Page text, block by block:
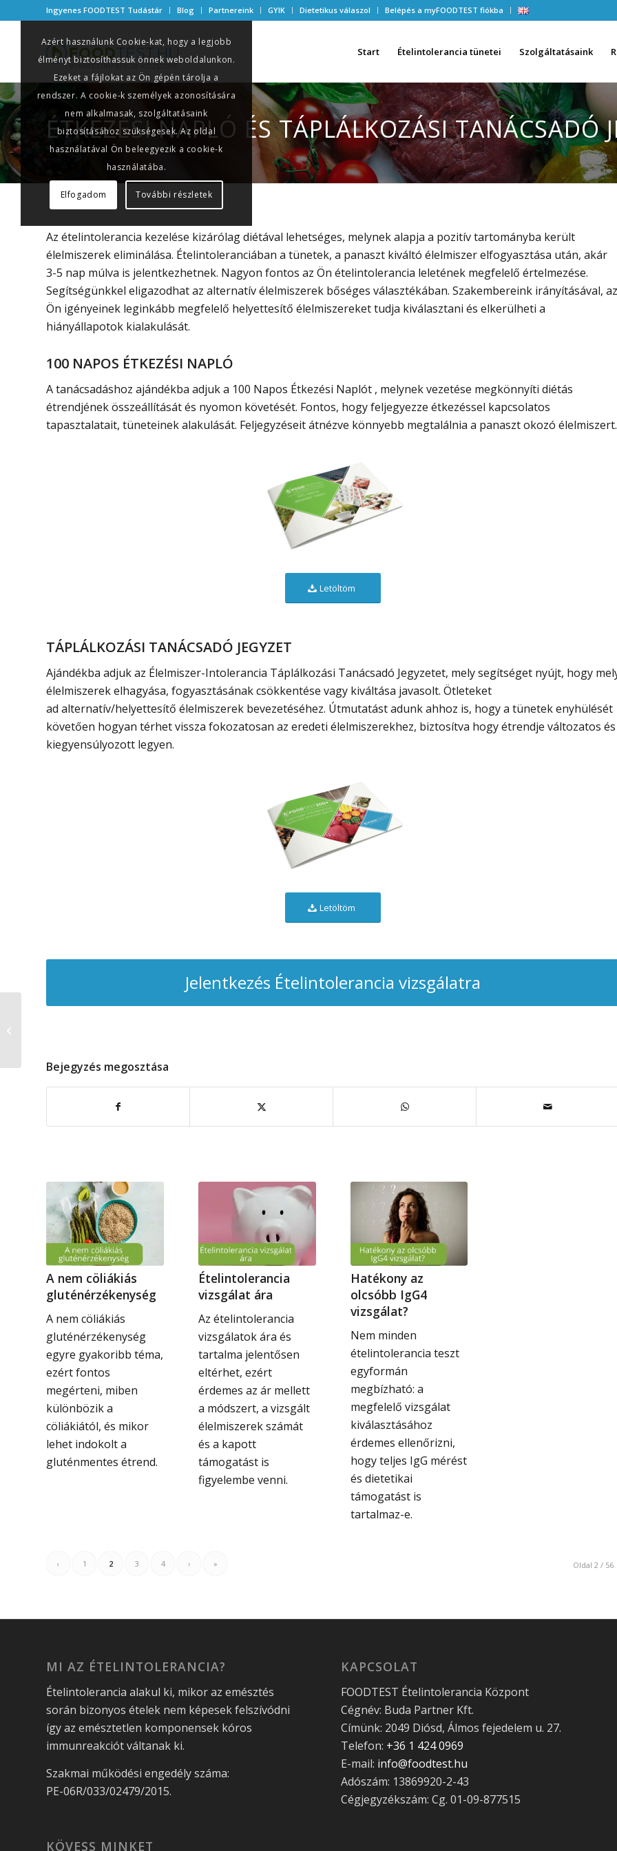
Ingyenes FOODTEST Tudástár Blog Partnereink GYIK Dietetikus válaszol Belépés a myFOODTEST fiókba
Start Ételintolerancia tünetei Szolgáltatásaink
ÉTKEZÉSI NAPLÓ ÉS TÁPLÁLKOZÁSI TANÁCSADÓ
Az ételintolerancia kezelése kizárólag diétával lehetséges, melynek alapja a pozitív tartományba került
élelmiszerek eliminálása. Ételintoleranciában a tünetek, a panaszt kiváltó élelmiszer elfogyasztása után, akár
3-5 nap múlva is jelentkezhetnek. Nagyon fontos az Ön ételintolerancia leletének megfelelő értelmezése.
Segítségünkkel eligazodhat az alternatív élelmiszerek bőséges választékában. Szakembereink irányításával, az
Ön igényeinek leginkább megfelelő helyettesítő élelmiszereket tudja kiválasztani és elkerülheti a
hiányállapotok kialakulását.
100 NAPOS ÉTKEZÉSI NAPLÓ
A tanácsadáshoz ajándékba adjuk a 100 Napos Étkezési Naplót , melynek vezetése megkönnyíti diétás
étrendjének összeállítását és nyomon követését. Fontos, hogy feljegyezze étkezéssel kapcsolatos
tapasztalatait, tüneteinek alakulását. Feljegyzéseit átnézve könnyebb megtalálnia a panaszt okozó élelmiszert.
Letöltöm
TÁPLÁLKOZÁSI TANÁCSADÓ JEGYZET
Ajándékba adjuk az Élelmiszer-Intolerancia Táplálkozási Tanácsadó Jegyzetet, mely segítséget nyújt, hogy
élelmiszerek elhagyása, fogyasztásának csökkentése vagy kiváltása javasolt. Ötleteket
ad alternatív/helyettesítő élelmiszerek bevezetéséhez. Útmutatást adunk ahhoz is, hogy a tünetek enyhülését
követően hogyan térhet vissza fokozatosan az eredeti élelmiszerekhez, biztosítva hogy étrendje változatos és
kiegyensúlyozott legyen.
Letöltöm
Jelentkezés Ételintolerancia vizsgálatra
Bejegyzés megosztása
A nem cöliákiás
gluténérzékenység
A nem cöliákiás
gluténérzékenység
egyre gyakoribb téma,
ezért fontos
megérteni, miben
különbözik a
cöliákiától, és mikor
lehet indokolt a
gluténmentes étrend.
Ételintolerancia
vizsgálat ára
Az ételintolerancia
vizsgálatok ára és
tartalma jelentősen
eltérhet, ezért
érdemes az ár mellett
a módszert, a vizsgált
élelmiszerek számát
és a kapott
támogatást is
figyelembe venni.
Hatékony az
olcsóbb IgG4
vizsgálat?
Nem minden
ételintolerancia teszt
egyformán
megbízható: a
megfelelő vizsgálat
kiválasztásához
érdemes ellenőrizni,
hogy teljes IgG mérést
és dietetikai
támogatást is
tartalmaz-e.
Oldal 2 / 56
‹ 1 2 3 4 › »
MI AZ ÉTELINTOLERANCIA?
Ételintolerancia alakul ki, mikor az emésztés
során bizonyos ételek nem képesek felszívódni
így az emésztetlen komponensek kóros
immunreakciót váltanak ki.
Szakmai működési engedély száma:
PE-06R/033/02479/2015.
KÖVESS MINKET
KAPCSOLAT
FOODTEST Ételintolerancia Központ
Cégnév: Buda Partner Kft.
Címünk: 2049 Diósd, Álmos fejedelem u. 27.
Telefon: +36 1 424 0969
E-mail: info@foodtest.hu
Adószám: 13869920-2-43
Cégjegyzékszám: Cg. 01-09-877515
Azért használunk Cookie-kat, hogy a legjobb
élményt biztosíthassuk önnek weboldalunkon.
Ezeket a fájlokat az Ön gépén tárolja a
rendszer. A cookie-k személyek azonosítására
nem alkalmasak, szolgáltatásaink
biztosításához szükségesek. Az oldal
használatával Ön beleegyezik a cookie-k
használatába.
Elfogadom További részletek